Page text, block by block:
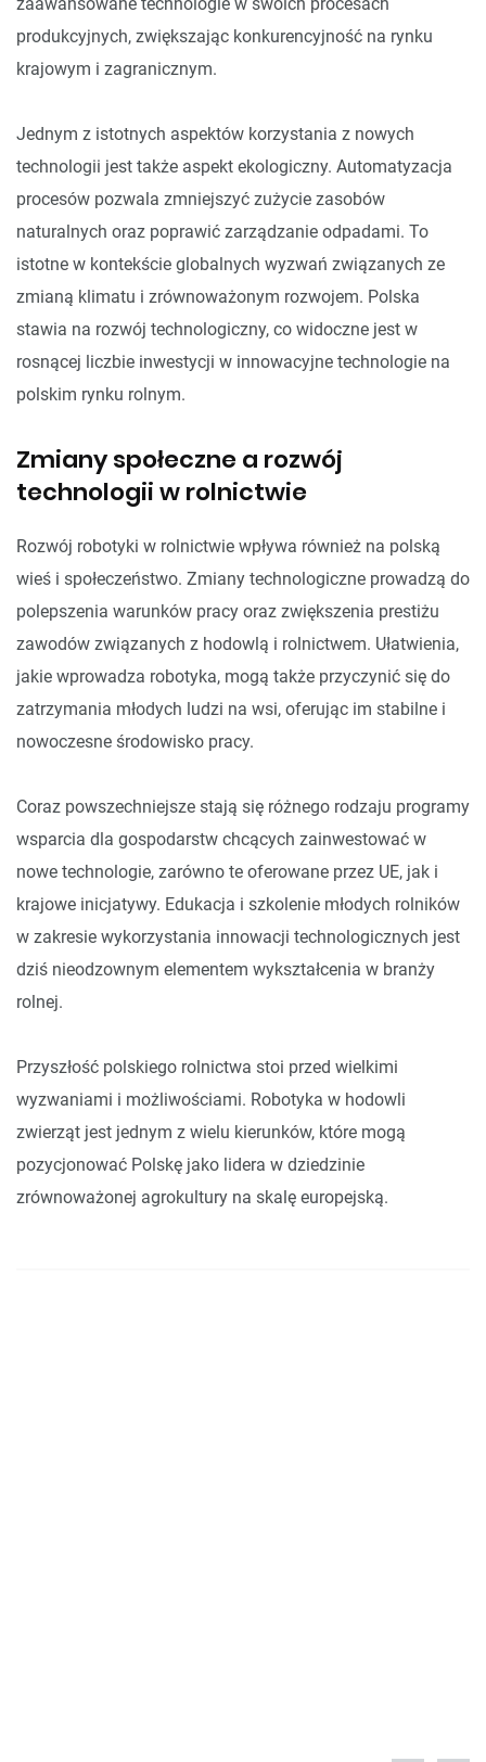
zaawansowane technologie w swoich procesach
produkcyjnych, zwiększając konkurencyjność na rynku
krajowym i zagranicznym.
Jednym z istotnych aspektów korzystania z nowych
technologii jest także aspekt ekologiczny. Automatyzacja
procesów pozwala zmniejszyć zużycie zasobów
naturalnych oraz poprawić zarządzanie odpadami. To
istotne w kontekście globalnych wyzwań związanych ze
zmianą klimatu i zrównoważonym rozwojem. Polska
stawia na rozwój technologiczny, co widoczne jest w
rosnącej liczbie inwestycji w innowacyjne technologie na
polskim rynku rolnym.
Zmiany społeczne a rozwój
technologii w rolnictwie
Rozwój robotyki w rolnictwie wpływa również na polską
wieś i społeczeństwo. Zmiany technologiczne prowadzą do
polepszenia warunków pracy oraz zwiększenia prestiżu
zawodów związanych z hodowlą i rolnictwem. Ułatwienia,
jakie wprowadza robotyka, mogą także przyczynić się do
zatrzymania młodych ludzi na wsi, oferując im stabilne i
nowoczesne środowisko pracy.
Coraz powszechniejsze stają się różnego rodzaju programy
wsparcia dla gospodarstw chcących zainwestować w
nowe technologie, zarówno te oferowane przez UE, jak i
krajowe inicjatywy. Edukacja i szkolenie młodych rolników
w zakresie wykorzystania innowacji technologicznych jest
dziś nieodzownym elementem wykształcenia w branży
rolnej.
Przyszłość polskiego rolnictwa stoi przed wielkimi
wyzwaniami i możliwościami. Robotyka w hodowli
zwierząt jest jednym z wielu kierunków, które mogą
pozycjonować Polskę jako lidera w dziedzinie
zrównoważonej agrokultury na skalę europejską.